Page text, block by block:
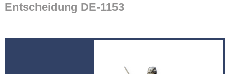
Rechtsprechung
Entscheidung DE-1153